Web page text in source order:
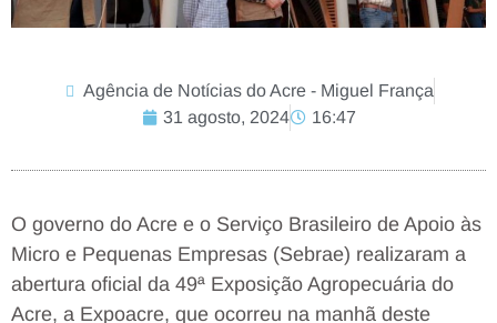
Agência de Notícias do Acre - Miguel França
31 agosto, 2024
16:47
O governo do Acre e o Serviço Brasileiro de Apoio às
Micro e Pequenas Empresas (Sebrae) realizaram a
abertura oficial da 49ª Exposição Agropecuária do
Acre, a Expoacre, que ocorreu na manhã deste